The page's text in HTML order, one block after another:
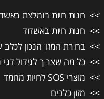
חנות חיות מומלצת
חנות חיות באשדוד
בחירת המזון הנכון
כל מה שצריך לגידול דגי
מוצרי SOS לחיות מחמד
מזון כלבים